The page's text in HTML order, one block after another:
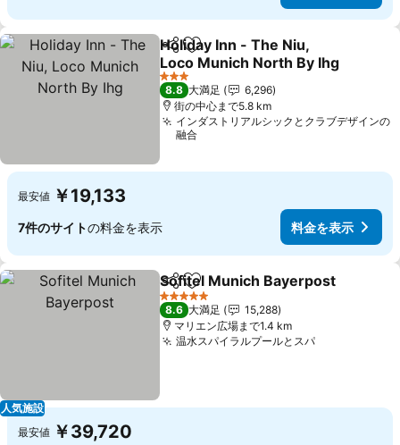
シェアお気に入りに追加
Holiday Inn - The Niu,
Loco Munich North By Ihg
料金を表示
3 ホテルのランク
8.8 大満足
6,296
街の中心まで5.8 km
インダストリアルシックとクラブデザインの
融合
最安値 ￥19,133
7件のサイトの料金を表示 料金を表示
人気施設
シェアお気に入りに追加
Sofitel Munich Bayerpost
5 ホテルのランク
8.6 大満足
15,288
マリエン広場まで1.4 km
温水スパイラルプールとスパ料金を表示
最安値 ￥39,720